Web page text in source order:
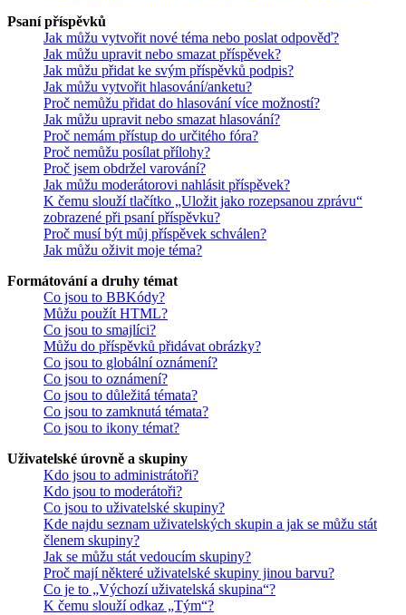
Psaní příspěvků
Jak můžu vytvořit nové téma nebo poslat odpověď?
Jak můžu upravit nebo smazat příspěvek?
Jak můžu přidat ke svým příspěvků podpis?
Jak můžu vytvořit hlasování/anketu?
Proč nemůžu přidat do hlasování více možností?
Jak můžu upravit nebo smazat hlasování?
Proč nemám přístup do určitého fóra?
Proč nemůžu posílat přílohy?
Proč jsem obdržel varování?
Jak můžu moderátorovi nahlásit příspěvek?
K čemu slouží tlačítko „Uložit jako rozepsanou zprávu“
zobrazené při psaní příspěvku?
Proč musí být můj příspěvek schválen?
Jak můžu oživit moje téma?
Formátování a druhy témat
Co jsou to BBKódy?
Můžu použít HTML?
Co jsou to smajlíci?
Můžu do příspěvků přidávat obrázky?
Co jsou to globální oznámení?
Co jsou to oznámení?
Co jsou to důležitá témata?
Co jsou to zamknutá témata?
Co jsou to ikony témat?
Uživatelské úrovně a skupiny
Kdo jsou to administrátoři?
Kdo jsou to moderátoři?
Co jsou to uživatelské skupiny?
Kde najdu seznam uživatelských skupin a jak se můžu stát
členem skupiny?
Jak se můžu stát vedoucím skupiny?
Proč mají některé uživatelské skupiny jinou barvu?
Co je to „Výchozí uživatelská skupina“?
K čemu slouží odkaz „Tým“?